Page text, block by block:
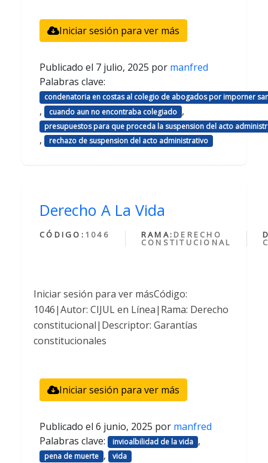
Iniciar sesión para ver más
Publicado el 7 julio, 2025 por manfred
Palabras clave:
condenatoria en costas al colegio de abogados por imporner
, cuando aun no encontraba colegiado ,
presupuestos para que proceda la suspension del acto
, rechazo de suspension del acto administrativo
Derecho A La Vida
CÓDIGO: 1046 RAMA: DERECHO
CONSTITUCIONAL
Iniciar sesión para ver másCódigo:
1046|Autor: CIJUL en Línea|Rama: Derecho
constitucional|Descriptor: Garantías
constitucionales
Iniciar sesión para ver más
Publicado el 6 junio, 2025 por manfred
Palabras clave:
invioalbilidad de la vida ,
pena de muerte , vida